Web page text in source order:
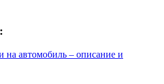
на автомобиль – описание и